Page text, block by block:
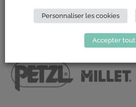
NOUS CONTACTER
LES PARTENAIRES
Personnaliser les cookies
Accepter tout